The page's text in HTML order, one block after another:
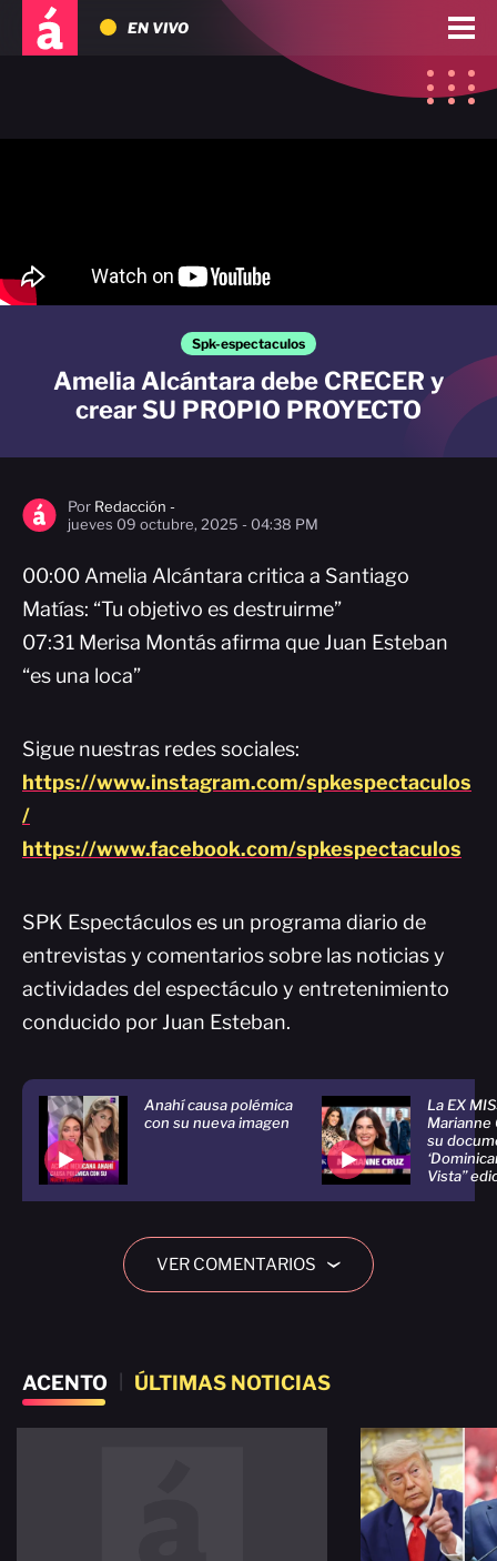
EN VIVO
Spk-espectaculos
Amelia Alcántara debe CRECER y
crear SU PROPIO PROYECTO
Por Redacción -
jueves 09 octubre, 2025 - 04:38 PM
00:00 Amelia Alcántara critica a Santiago
Matías: “Tu objetivo es destruirme”
07:31 Merisa Montás afirma que Juan Esteban
“es una loca”
Sigue nuestras redes sociales:
https://www.instagram.com/spkespectaculos
/
https://www.facebook.com/spkespectaculos
SPK Espectáculos es un programa diario de
entrevistas y comentarios sobre las noticias y
actividades del espectáculo y entretenimiento
conducido por Juan Esteban.
Anahí causa polémica
con su nueva imagen
La EX
Marianne
su
Vista”
VER COMENTARIOS ›
ACENTO ÚLTIMAS NOTICIAS